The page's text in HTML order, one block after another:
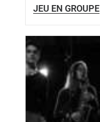
JEU EN GROUPE